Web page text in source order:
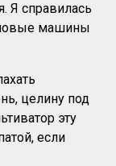
Я справилась
машины
целину под
эту
если